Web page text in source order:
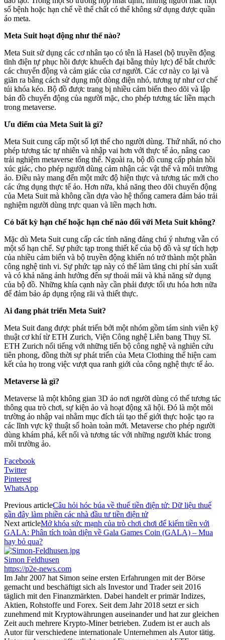
số bệnh hoặc hạn chế về thể chất có thể không sử dụng được quần
áo meta.
Meta Suit hoạt động như thế nào?
Meta Suit sử dụng các cơ nhân tạo có tên là Hasel (bộ truyền động
tĩnh điện tự phục hồi được khuếch đại bằng thủy lực) để bắt chước
các chuyển động và cảm giác của cơ người. Các cơ này co lại và
giãn ra bằng cách sử dụng một dòng điện nhỏ, tương tự như cơ chế
túi khóa kéo. Bộ đồ được trang bị nhiều cảm biến theo dõi và lập
bản đồ chuyển động của người mặc, cho phép tương tác liền mạch
trong metaverse.
Ưu điểm của Meta Suit là gì?
Meta Suit cung cấp một số lợi thế cho người dùng. Thứ nhất, nó cho
phép tương tác tự nhiên và nhập vai hơn với thực tế ảo, nâng cao
trải nghiệm metaverse tổng thể. Ngoài ra, bộ đồ cung cấp phản hồi
xúc giác, cho phép người dùng cảm nhận các vật thể và môi trường
ảo. Điều này mang đến một mức độ hiện thực và tương tác mới cho
các ứng dụng thực tế ảo. Hơn nữa, khả năng theo dõi chuyển động
của Meta Suit mà không cần dựa vào hệ thống camera đảm bảo trải
nghiệm người dùng trực quan và liền mạch hơn.
Có bất kỳ hạn chế hoặc hạn chế nào đối với Meta Suit không?
Mặc dù Meta Suit cung cấp các tính năng đáng chú ý nhưng vẫn có
một số hạn chế. Sự phức tạp trong thiết kế của bộ đồ và sự tích hợp
của nhiều cảm biến và bộ truyền động khiến nó trở thành một phần
công nghệ tinh vi. Sự phức tạp này có thể làm tăng chi phí sản xuất
và có khả năng ảnh hưởng đến sự thoải mái và khả năng sử dụng
của bộ đồ. Những khía cạnh này cần phải được tối ưu hóa hơn nữa
để đảm bảo áp dụng rộng rãi và thiết thực.
Ai đang phát triển Meta Suit?
Meta Suit đang được phát triển bởi một nhóm gồm tám sinh viên kỹ
thuật cơ khí từ ETH Zurich, Viện Công nghệ Liên bang Thụy Sĩ.
ETH Zurich nổi tiếng với những tiến bộ công nghệ và nghiên cứu
tiên phong, đồng thời sự phát triển của Meta Clothing thể hiện cam
kết của họ trong việc vượt qua ranh giới của công nghệ thực tế ảo.
Metaverse là gì?
Metaverse là một không gian 3D ảo nơi người dùng có thể tương tác
thông qua trò chơi, sự kiện ảo và hoạt động xã hội. Đó là một môi
trường ảo nhập vai nhằm mục đích tái tạo thế giới thực hoặc tạo ra
các lĩnh vực kỹ thuật số hoàn toàn mới. Metaverse cho phép người
dùng khám phá, kết nối và tương tác với những người khác trong
môi trường ảo.
Facebook
Twitter
Pinterest
WhatsApp
Previous articleCâu hỏi hóc búa về thuế tiền điện tử: Dữ liệu thuế
gần đây làm phiền các nhà đầu tư tiền điện tử
Next articleMở khóa sức mạnh của trò chơi chơi để kiếm tiền với
GALA: Phân tích toàn diện về Gala Games Coin (GALA) – Mua
hay bỏ qua?
Simon Feldhusen
https://p2e-news.com
Im Jahr 2007 hat Simon seine ersten Erfahrungen mit der Börse
gemacht und beschäftigt sich als Investor und Trader seit 2016
täglich mit den Finanzmärkten. Dabei handelt er primär Indizes,
Aktien, Rohstoffe und Forex. Seit dem Jahr 2018 setzt er sich
zunehmend mit Kryptowährungen auseinander und hat zur gleichen
Zeit auch mehrere Krypto-Miner betrieben. Zudem ist er auch als
Autor für verschiedene internationale Unternehmen als Autor tätig.